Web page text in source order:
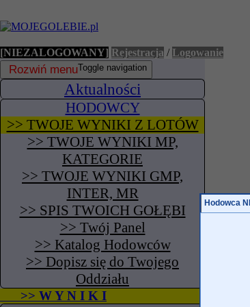
[NIEZALOGOWANY] Rejestracja / Logowanie
Toggle navigation
Rozwiń menu
Aktualności
HODOWCY
>> TWOJE WYNIKI Z LOTÓW
>> TWOJE WYNIKI MP,
KATEGORIE
>> TWOJE WYNIKI GMP,
INTER, MR
>> SPIS TWOICH GOŁĘBI
>> Twój Panel
>> Katalog Hodowców
>> Dopisz się do Twojego
Oddziału
>> W Y N I K I
Hodowca